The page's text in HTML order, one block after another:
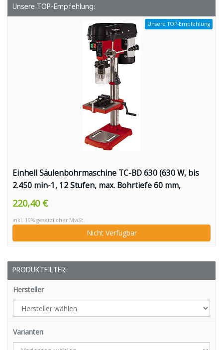
Unsere TOP-Empfehlung:
Unsere TOP-Empfehlung
Einhell Säulenbohrmaschine TC-BD 630 (630 W, bis
2.450 min-1, 12 Stufen, max. Bohrtiefe 60 mm,
Zahnkranzfutter 1,5-16 mm, einstellbarer
Tiefenanschlag, neig-/drehbarer Bohrtisch inkl.
Schraubstock)
220,40 €
inkl. 19% gesetzlicher MwSt.
Nicht Verfügbar
PRODUKTFILTER:
Hersteller
Varianten